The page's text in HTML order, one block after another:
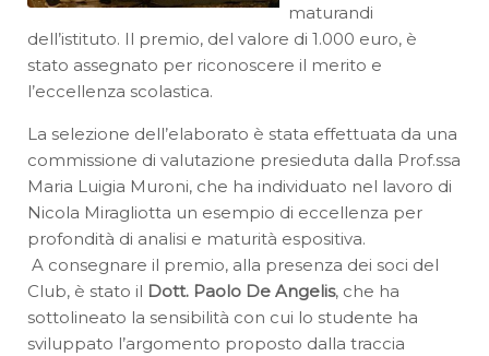
maturandi
dell’istituto. Il premio, del valore di 1.000 euro, è
stato assegnato per riconoscere il merito e
l’eccellenza scolastica.
La selezione dell’elaborato è stata effettuata da una
commissione di valutazione presieduta dalla Prof.ssa
Maria Luigia Muroni, che ha individuato nel lavoro di
Nicola Miragliotta un esempio di eccellenza per
profondità di analisi e maturità espositiva.
A consegnare il premio, alla presenza dei soci del
Club, è stato il Dott. Paolo De Angelis, che ha
sottolineato la sensibilità con cui lo studente ha
sviluppato l’argomento proposto dalla traccia